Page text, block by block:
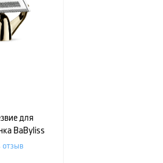
для
BaByliss
отзыв